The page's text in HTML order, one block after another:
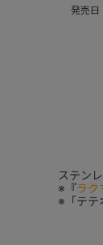
発売日
ステン
※『ラク
※「テテ